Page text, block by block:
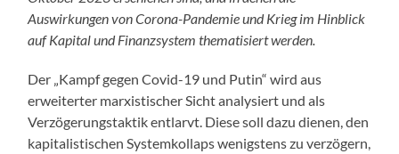
Auswirkungen von Corona-Pandemie und Krieg im Hinblick
auf Kapital und Finanzsystem thematisiert werden.
Der „Kampf gegen Covid-19 und Putin“ wird aus
erweiterter marxistischer Sicht analysiert und als
Verzögerungstaktik entlarvt. Diese soll dazu dienen, den
kapitalistischen Systemkollaps wenigstens zu verzögern,